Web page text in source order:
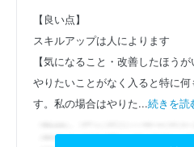
【良い点】
スキルアップは人によります
【気になること・改善したほうが
やりたいことがなく入ると特に
す。私の場合はやりた...続きを読